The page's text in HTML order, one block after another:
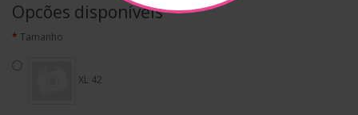
Opcões disponíveis
Tamanho
XL 42